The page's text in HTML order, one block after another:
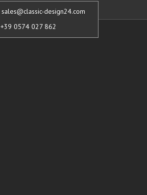
sales@classic-design24.com
+39 0574 027 862